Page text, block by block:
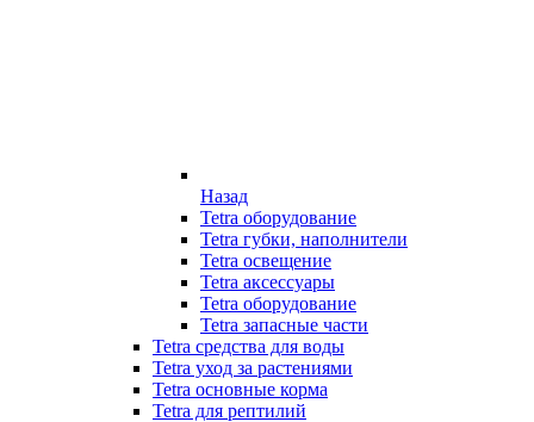
Назад
Tetra оборудование
Tetra губки, наполнители
Tetra освещение
Tetra аксессуары
Tetra оборудование
Tetra запасные части
Tetra средства для воды
Tetra уход за растениями
Tetra основные корма
Tetra для рептилий